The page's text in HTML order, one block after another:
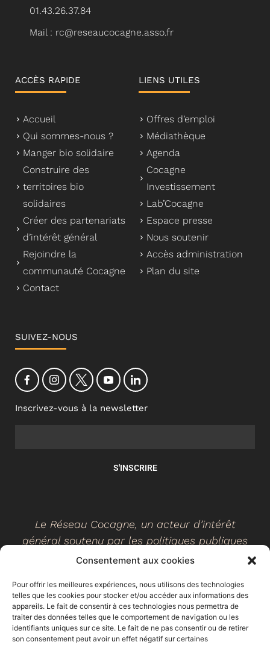
Consentement aux cookies
Pour offrir les meilleures expériences, nous utilisons des technologies
telles que les cookies pour stocker et/ou accéder aux informations des
appareils. Le fait de consentir à ces technologies nous permettra de
traiter des données telles que le comportement de navigation ou les
identifiants uniques sur ce site. Le fait de ne pas consentir ou de retirer
son consentement peut avoir un effet négatif sur certaines
01.43.26.37.84
Mail : rc@reseaucocagne.asso.fr
ACCÈS RAPIDE
Accueil
Qui sommes-nous ?
Manger bio solidaire
Construire des
territoires bio
solidaires
Créer des partenariats
d’intérêt général
Rejoindre la
communauté Cocagne
Contact
LIENS UTILES
Offres d’emploi
Médiathèque
Agenda
Cocagne
Investissement
Lab’Cocagne
Espace presse
Nous soutenir
Accès administration
Plan du site
SUIVEZ-NOUS
Inscrivez-vous à la newsletter
S'INSCRIRE
Le Réseau Cocagne, un acteur d’intérêt
général soutenu par les politiques publiques
©2026- Réseau Cocagne -Site web réalisé par Ethicweb
Mentions légales